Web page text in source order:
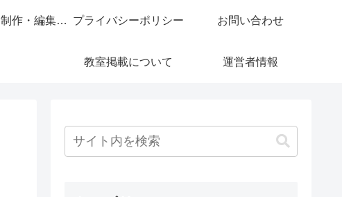
コンテンツ制作・編集ポリシー プライバシーポリシー お問い合わせ
教室掲載について 運営者情報